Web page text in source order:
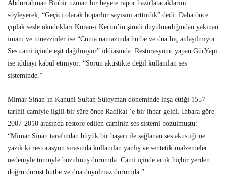
Abdurrahman Binbir uzman bir heyete rapor hazırlatacaklarını
söyleyerek, “Geçici olarak hoparlör sayısını arttırdık” dedi. Daha önce
çıplak sesle okudukları Kuran-ı Kerim’in şimdi duyulmadığından yakınan
imam ve müezzinler ise “Cuma namazında hutbe ve dua hiç anlaşılmıyor.
Ses cami içinde eşit dağılmıyor” iddiasında. Restorasyonu yapan GürYapı
ise iddiayı kabul etmiyor: “Sorun akustikte değil kullanılan ses
sisteminde.”
Mimar Sinan’ın Kanuni Sultan Süleyman döneminde inşa ettiği 1557
tarihli camiyle ilgili bir süre önce Radikal ’e bir ihbar geldi. İhbara göre
2007-2010 arasında restore edilen caminin ses sistemi bozulmuştu:
“Mimar Sinan tarafından büyük bir başarı ile sağlanan ses akustiği ne
yazık ki restorasyon sırasında kullanılan yanlış ve sentetik malzemeler
nedeniyle tümüyle bozulmuş durumda. Cami içinde artık hiçbir yerden
doğru dürüst hutbe ve dua duyulmaz durumda.”